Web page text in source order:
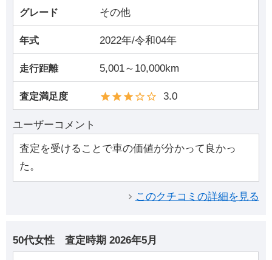
グレード その他
年式 2022年/令和04年
走行距離 5,001～10,000km
査定満足度 3.0
ユーザーコメント
査定を受けることで車の価値が分かって良かっ
た。
このクチコミの詳細を見る
50代女性 査定時期 2026年5月